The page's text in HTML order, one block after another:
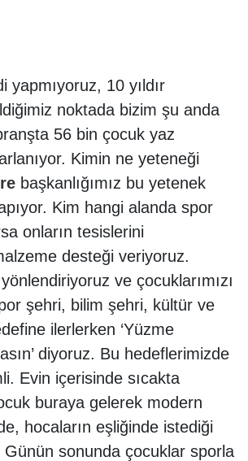
yapmıyoruz, 10 yıldır
noktada bizim şu anda
56 bin çocuk yaz
Kimin ne yeteneği
başkanlığımız bu yetenek
Kim hangi alanda spor
onların tesislerini
desteği veriyoruz.
yönlendiriyoruz ve çocuklarımızı
şehri, bilim şehri, kültür ve
ilerlerken ‘Yüzme
diyoruz. Bu hedeflerimizde
Evin içerisinde sıcakta
buraya gelerek modern
hocaların eşliğinde istediği
Günün sonunda çocuklar sporla